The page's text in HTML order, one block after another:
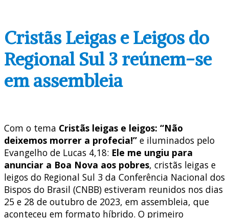
Cristãs Leigas e Leigos do
Regional Sul 3 reúnem-se
em assembleia
Com o tema Cristãs leigas e leigos: “Não
deixemos morrer a profecia!” e iluminados pelo
Evangelho de Lucas 4,18: Ele me ungiu para
anunciar a Boa Nova aos pobres, cristãs leigas e
leigos do Regional Sul 3 da Conferência Nacional dos
Bispos do Brasil (CNBB) estiveram reunidos nos dias
25 e 28 de outubro de 2023, em assembleia, que
aconteceu em formato híbrido. O primeiro